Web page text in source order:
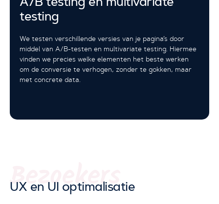
testing
We testen verschillende versies van je pagina’s door
middel van A/B-testen en multivariate testing. Hiermee
vinden we precies welke elementen het beste werken
om de conversie te verhogen, zonder te gokken, maar
met concrete data.
Bezoekers
UX en UI optimalisatie